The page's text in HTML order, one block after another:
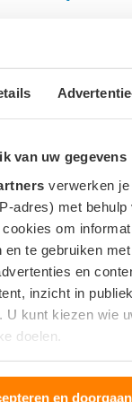
van uw gegevens
verwerken
adres) met behulp
om
en te gebruiken
en
inzicht in
U kunt kiezen wie
doelen.
we ook graag:
en doorgaan
€
Kombi L1